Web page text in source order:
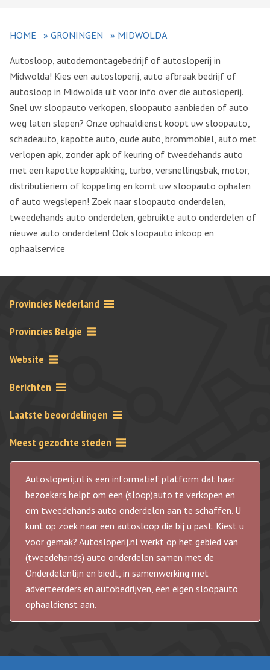
HOME » GRONINGEN » MIDWOLDA
Autosloop, autodemontagebedrijf of autosloperij in
Midwolda! Kies een autosloperij, auto afbraak bedrijf of
autosloop in Midwolda uit voor info over die autosloperij.
Snel uw sloopauto verkopen, sloopauto aanbieden of auto
weg laten slepen? Onze ophaaldienst koopt uw sloopauto,
schadeauto, kapotte auto, oude auto, brommobiel, auto met
verlopen apk, zonder apk of keuring of tweedehands auto
met een kapotte koppakking, turbo, versnellingsbak, motor,
distributieriem of koppeling en komt uw sloopauto ophalen
of auto wegslepen! Zoek naar sloopauto onderdelen,
tweedehands auto onderdelen, gebruikte auto onderdelen of
nieuwe auto onderdelen! Ook sloopauto inkoop en
ophaalservice
Provincies Nederland
Provincies Belgie
Website
Berichten
Laatste beoordelingen
Meest gezochte steden
Autosloperij.nl is een informatief platform dat haar
bezoekers helpt om een (sloop)auto te verkopen en
om tweedehands auto onderdelen aan te schaffen. U
kunt op zoek naar een autosloop die bij u past. Kiest u
voor gemak? Autosloperij.nl werkt op het gebied van
(tweedehands) auto onderdelen samen met de
Onderdelenlijn en biedt, in samenwerking met
adverteerders en autobedrijven, een eigen sloopauto
ophaaldienst aan.